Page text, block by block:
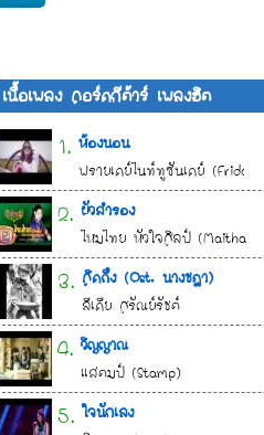
เนื้อเพลง คอร์ดกีต้าร์ เพลงฮิต
1. ห้องนอน
ฟรายเดย์ไนท์ทูซันเดย์ (Friday
2. ผัวสำรอง
ไหมไทย หัวใจศิลป์ (Maithai
3. คิดถึง (Ost. นางชฎา)
ลีเดีย ศรัณย์รัชต์
4. วิญญาณ
แสตมป์ (Stamp)
5. ใจนักเลง